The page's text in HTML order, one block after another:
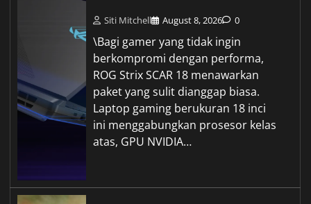
Siti Mitchell August 8, 2026 0
\Bagi gamer yang tidak ingin
berkompromi dengan performa,
ROG Strix SCAR 18 menawarkan
paket yang sulit dianggap biasa.
Laptop gaming berukuran 18 inci
ini menggabungkan prosesor kelas
atas, GPU NVIDIA…